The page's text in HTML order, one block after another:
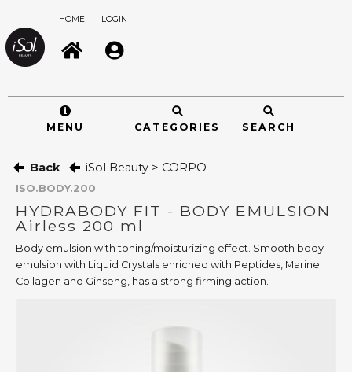
HOME LOGIN
MENU CATEGORIES SEARCH
Back iSol Beauty > CORPO
ISO.BODY.200
HYDRABODY FIT - BODY EMULSION
Airless 200 ml
Body emulsion with toning/moisturizing effect. Smooth body
emulsion with Liquid Crystals enriched with Peptides, Marine
Collagen and Ginseng, has a strong firming action.